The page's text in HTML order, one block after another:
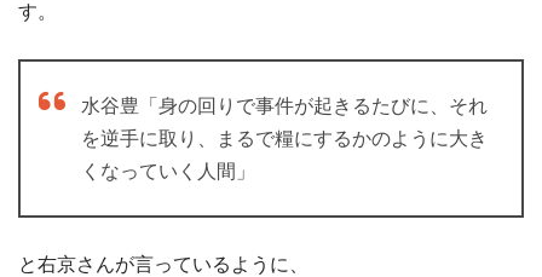
す。
水谷豊「身の回りで事件が起きるたびに、それ
を逆手に取り、まるで糧にするかのように大き
くなっていく人間」
と右京さんが言っているように、